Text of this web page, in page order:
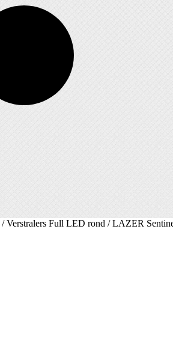
/Verstralers Full LED rond / LAZER